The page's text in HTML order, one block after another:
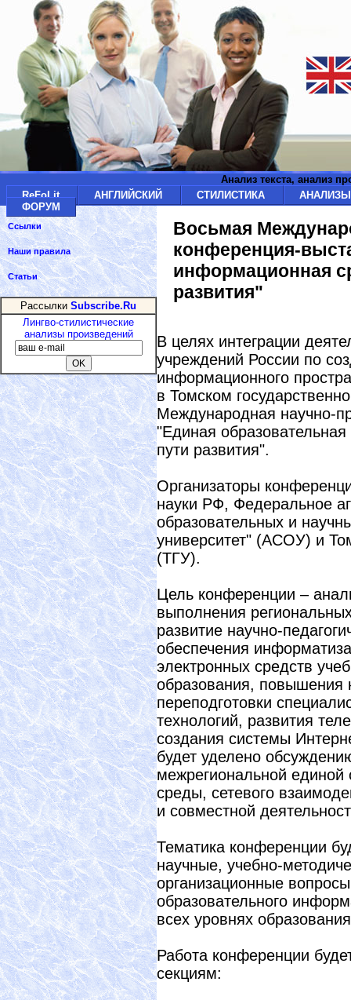
Анализ текста, анализ
ReFoLit
АНГЛИЙСКИЙ СТИЛИСТИКА
ФОРУМ
Восьмая
конференция-
информационная
развития"
В целях интеграции
учреждений России по
информационного
в Томском
Международная научно-
"Единая
пути развития".
Организаторы
науки РФ, Федеральное
образовательных и
университет" (АСОУ) и
(ТГУ).
Цель конференции –
выполнения
развитие научно-
обеспечения
электронных средств
образования, повышения
переподготовки
технологий, развития
создания системы
будет уделено
межрегиональной
среды, сетевого
и совместной
Тематика конференции
научные, учебно-
организационные
образовательного
всех уровнях
Работа конференции
секциям:
Ссылки
Наши правила
Статьи
Рассылки Subscribe.Ru
Лингво-стилистические
анализы произведений